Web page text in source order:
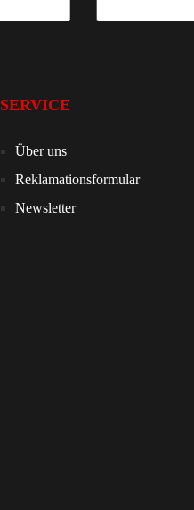
SERVICE
Über uns
Reklamationsformular
Newsletter